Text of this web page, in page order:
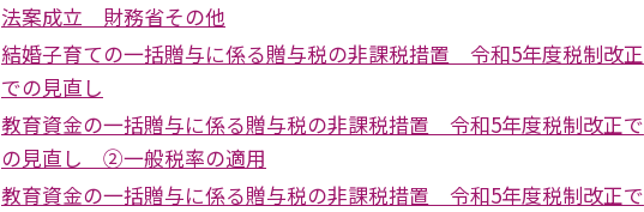
法案成立 財務省その他
結婚子育ての一括贈与に係る贈与税の非課税措置 令和5年度税制改正
での見直し
教育資金の一括贈与に係る贈与税の非課税措置 令和5年度税制改正で
の見直し ②一般税率の適用
教育資金の一括贈与に係る贈与税の非課税措置 令和5年度税制改正で